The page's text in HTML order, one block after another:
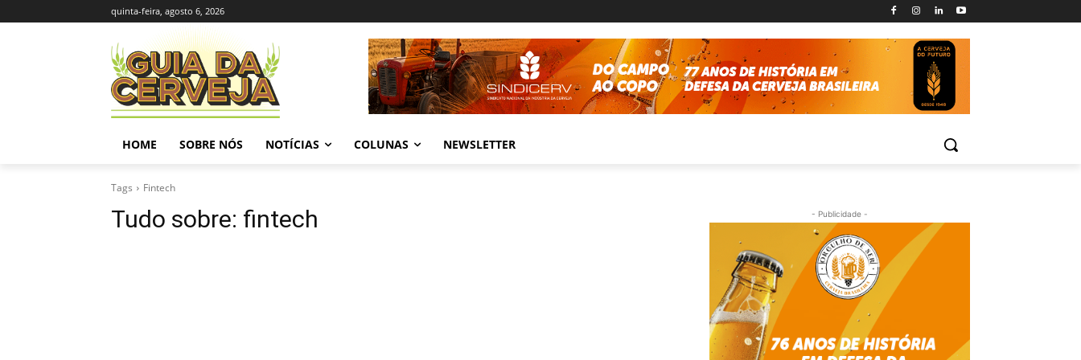
quinta-feira, agosto 6, 2026
HOME SOBRE NÓS NOTÍCIAS COLUNAS NEWSLETTER
Tags Fintech
Tudo sobre: fintech - Publicidade -